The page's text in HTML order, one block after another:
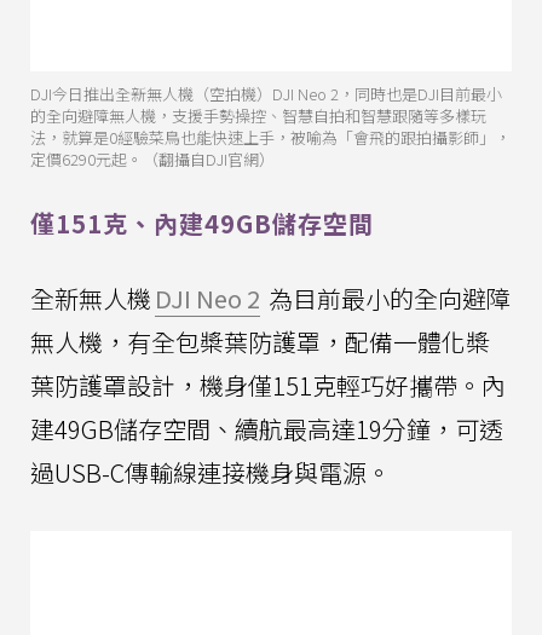
DJI今日推出全新無人機（空拍機）DJI Neo 2，同時也是DJI目前最小
的全向避障無人機，支援手勢操控、智慧自拍和智慧跟隨等多樣玩
法，就算是0經驗菜鳥也能快速上手，被喻為「會飛的跟拍攝影師」，
定價6290元起。（翻攝自DJI官網）
僅151克、內建49GB儲存空間
全新無人機 DJI Neo 2 為目前最小的全向避障
無人機，有全包槳葉防護罩，配備一體化槳
葉防護罩設計，機身僅151克輕巧好攜帶。內
建49GB儲存空間、續航最高達19分鐘，可透
過USB-C傳輸線連接機身與電源。